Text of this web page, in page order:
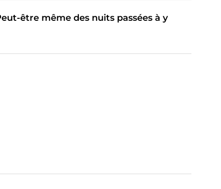
être même des nuits passées à y
mauvaise personne, c'est risquer de voir votre